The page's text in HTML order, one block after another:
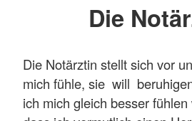
Die
Die Notärztin stellt sich vor
mich fühle, sie will
ich mich gleich besser